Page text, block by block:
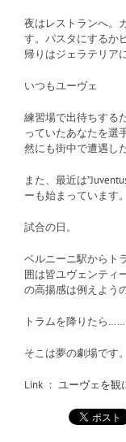
夜はレストランへ。
す。パスタにするか
帰りはジェラテリア
いつもユーヴェ
練習場で出待ちする
っていたあなたを選
然にも街中で遭遇し
また、最近は
ーも始まっています。
試合の日。
ベルニーニ駅からト
囲は皆ユヴェンティ
の高揚感は例えよう
トラムを降りたら……
そこは夢の劇場です。
Link ： ユーヴェを観